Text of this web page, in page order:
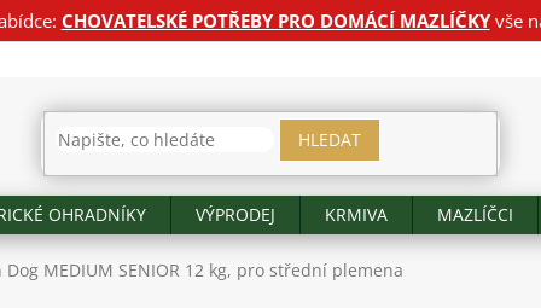
CHOVATELSKÉ POTŘEBY PRO DOMÁCÍ MAZLÍČKYvše
HLEDAT
OHRADNÍKY VÝPRODEJ KRMIVA MAZLÍČCI
Dog MEDIUM SENIOR 12 kg, pro střední plemena